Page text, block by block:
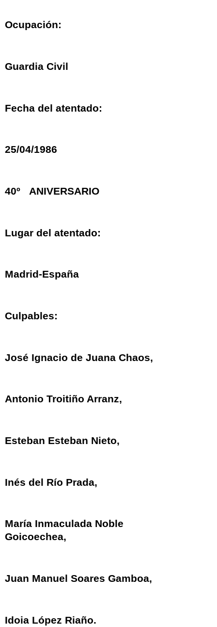
Ocupación:
Guardia Civil
Fecha del atentado:
25/04/1986
40º ANIVERSARIO
Lugar del atentado:
Madrid-España
Culpables:
José Ignacio de Juana Chaos,
Antonio Troitiño Arranz,
Esteban Esteban Nieto,
Inés del Río Prada,
María Inmaculada Noble
Goicoechea,
Juan Manuel Soares Gamboa,
Idoia López Riaño.